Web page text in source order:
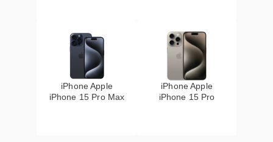
iPhone Apple
iPhone 15 Pro Max
iPhone Apple
iPhone 15 Pro